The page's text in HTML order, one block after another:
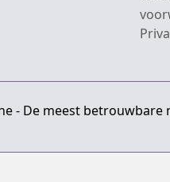
- De meest